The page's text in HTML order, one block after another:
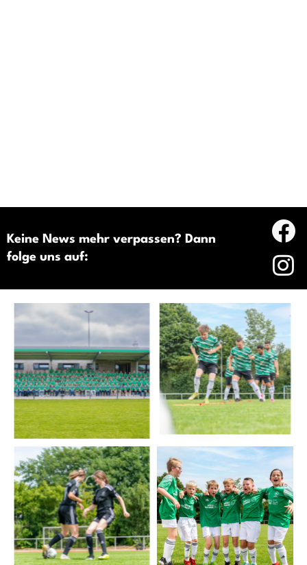
Keine News mehr verpassen? Dann
folge uns auf: